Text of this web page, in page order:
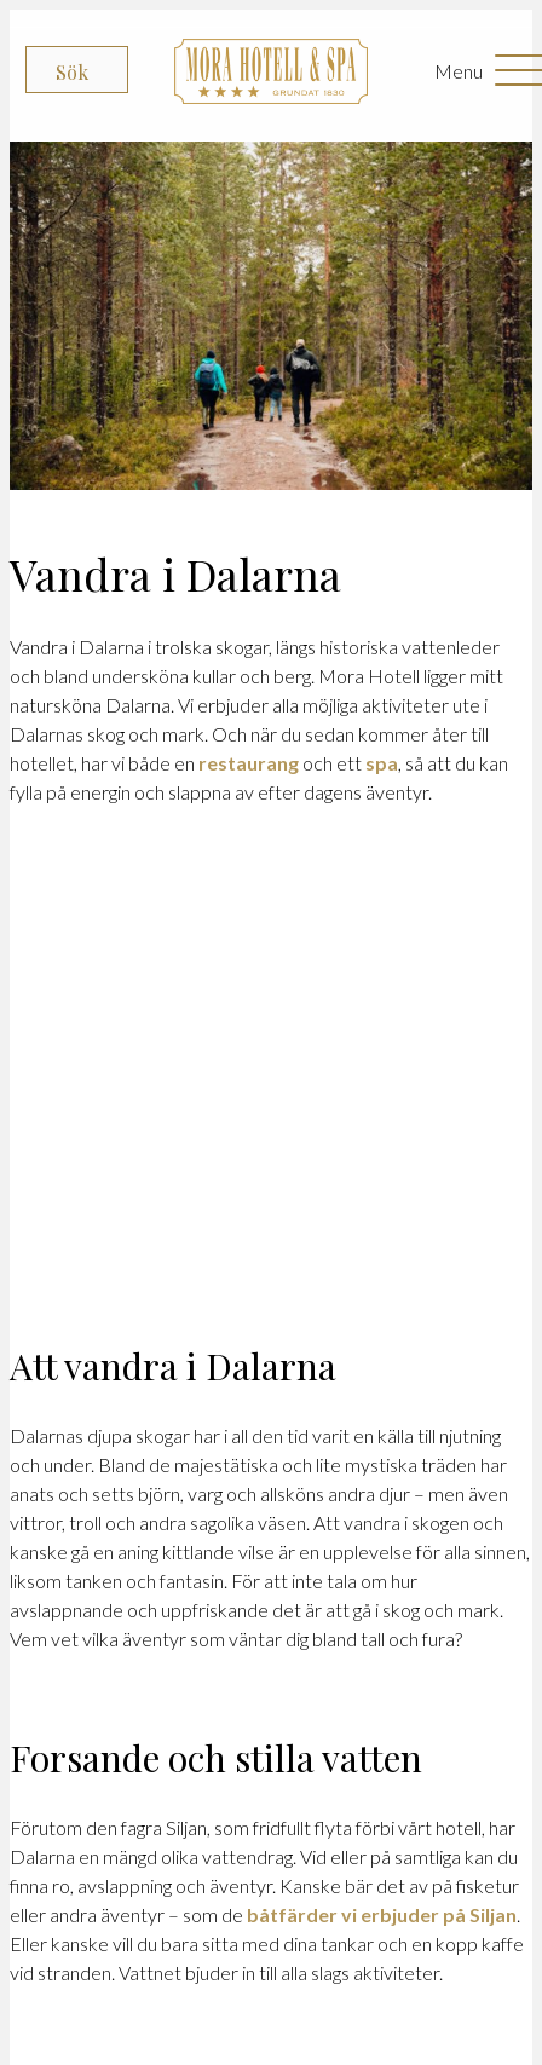
Sök Menu
Vandra i Dalarna
Vandra i Dalarna i trolska skogar, längs historiska vattenleder
och bland undersköna kullar och berg. Mora Hotell ligger mitt
natursköna Dalarna. Vi erbjuder alla möjliga aktiviteter ute i
Dalarnas skog och mark. Och när du sedan kommer åter till
hotellet, har vi både en restaurang och ett spa, så att du kan
fylla på energin och slappna av efter dagens äventyr.
Att vandra i Dalarna
Dalarnas djupa skogar har i all den tid varit en källa till njutning
och under. Bland de majestätiska och lite mystiska träden har
anats och setts björn, varg och allsköns andra djur – men även
vittror, troll och andra sagolika väsen. Att vandra i skogen och
kanske gå en aning kittlande vilse är en upplevelse för alla sinnen,
liksom tanken och fantasin. För att inte tala om hur
avslappnande och uppfriskande det är att gå i skog och mark.
Vem vet vilka äventyr som väntar dig bland tall och fura?
Forsande och stilla vatten
Förutom den fagra Siljan, som fridfullt flyta förbi vårt hotell, har
Dalarna en mängd olika vattendrag. Vid eller på samtliga kan du
finna ro, avslappning och äventyr. Kanske bär det av på fisketur
eller andra äventyr – som de båtfärder vi erbjuder på Siljan
Eller kanske vill du bara sitta med dina tankar och en kopp kaffe
vid stranden. Vattnet bjuder in till alla slags aktiviteter.